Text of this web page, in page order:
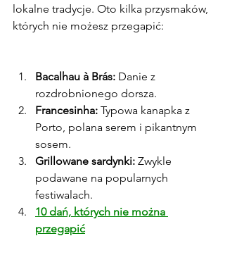
lokalne tradycje. Oto kilka przysmaków,
których nie możesz przegapić:
Bacalhau à Brás: Danie z
rozdrobnionego dorsza.
Francesinha: Typowa kanapka z
Porto, polana serem i pikantnym
sosem.
Grillowane sardynki: Zwykle
podawane na popularnych
festiwalach.
10 dań, których nie można
przegapić